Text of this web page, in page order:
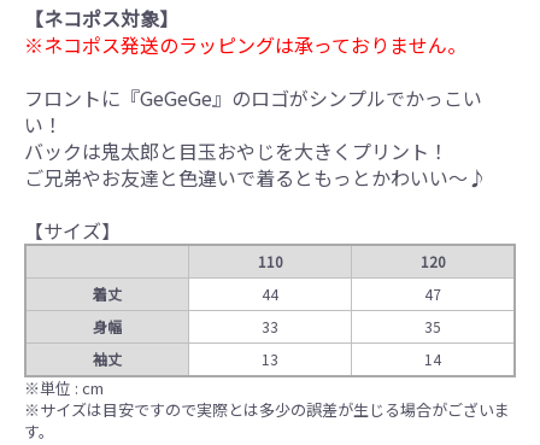
【ネコポス対象】
※ネコポス発送のラッピングは承っておりません。
フロントに『GeGeGe』のロゴがシンプルでかっこい
い！
バックは鬼太郎と目玉おやじを大きくプリント！
ご兄弟やお友達と色違いで着るともっとかわいい～♪
【サイズ】
110
120
着丈
44
47
身幅
33
35
袖丈
13 14
※単位 : cm
※サイズは目安ですので実際とは多少の誤差が生じる場合がございま
す。